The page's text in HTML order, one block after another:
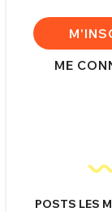
ME
POSTS LES